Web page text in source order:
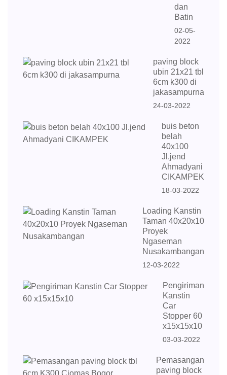
dan
Batin
02-05-
2022
paving block
ubin 21x21 tbl
6cm k300 di
jakasampurna
24-03-2022
buis beton
belah
40x100
Jl.jend
Ahmadyani
CIKAMPEK
18-03-2022
Loading Kanstin
Taman 40x20x10
Proyek
Ngaseman
Nusakambangan
12-03-2022
Pengiriman
Kanstin
Car
Stopper 60
x15x15x10
03-03-2022
Pemasangan
paving block